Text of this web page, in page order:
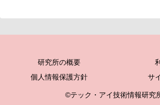
研究所の概要
個人情報保護方針
サ
©テック・アイ技術情報研究